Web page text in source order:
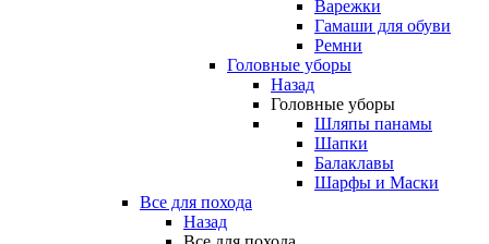
Варежки
Гамаши для обуви
Ремни
Головные уборы
Назад
Головные уборы
Шляпы панамы
Шапки
Балаклавы
Шарфы и Маски
Все для похода
Назад